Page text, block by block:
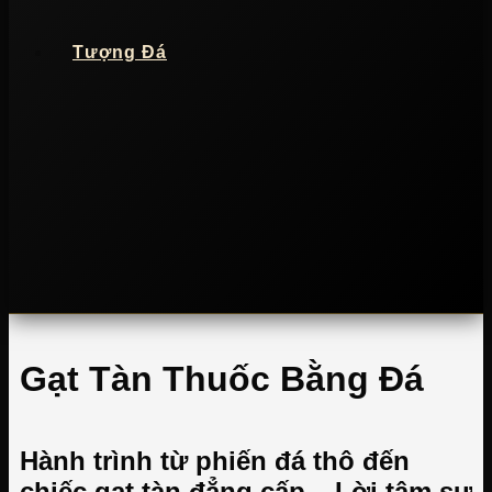
Tượng Đá
Gạt Tàn Thuốc Bằng Đá
Hành trình từ phiến đá thô đến